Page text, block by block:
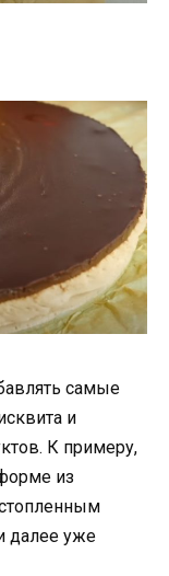
самые
и
К примеру,
из
далее уже